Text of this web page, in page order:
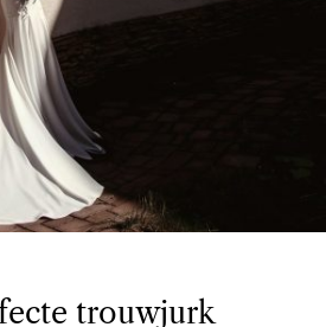
trouwjurk